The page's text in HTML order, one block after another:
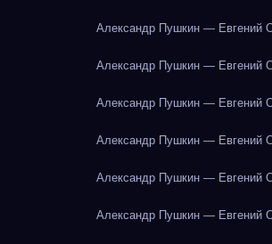
Александр Пушкин — Евгений
Александр Пушкин — Евгений
Александр Пушкин — Евгений
Александр Пушкин — Евгений
Александр Пушкин — Евгений
Александр Пушкин — Евгений